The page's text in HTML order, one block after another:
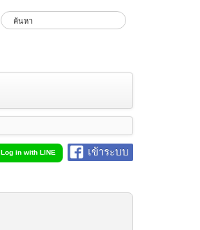
เข้าระบบ
Log in with LINE